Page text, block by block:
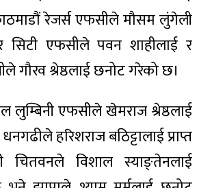
रेजर्स एफसीले मौसम लुंगेली
सिटी एफसीले पवन शाहीलाई र
गौरव श्रेष्ठलाई छनोट गरेको छ।
लुम्बिनी एफसीले खेमराज श्रेष्ठलाई
हरिशराज बठिट्टालाई प्राप्त
विशाल स्याङ्तेनलाई